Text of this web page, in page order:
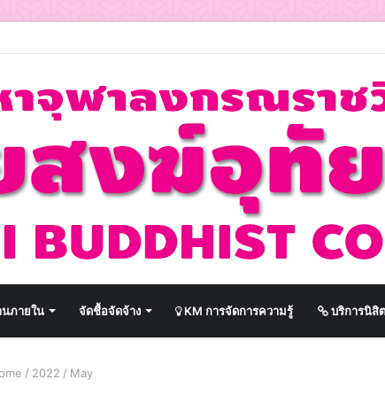
ภายใน จัดชื้อจัดจ้าง KM การจัดการความรู้ บริการนิสิต
/ 2022 / May